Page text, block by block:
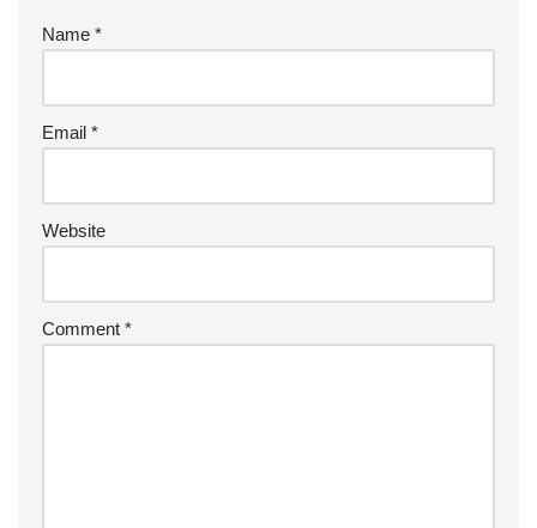
Name *
Email *
Website
Comment *